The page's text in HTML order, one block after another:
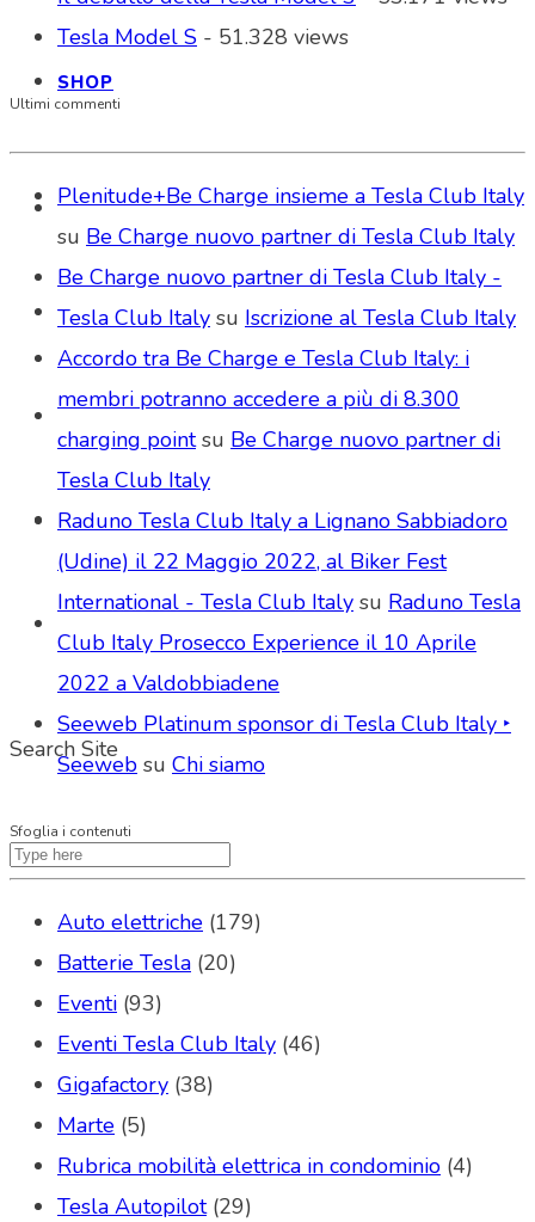
SHOP
Search Site
Tesla Model S - 51.328 views
Ultimi commenti
Plenitude+Be Charge insieme a Tesla Club Italy
su Be Charge nuovo partner di Tesla Club Italy
Be Charge nuovo partner di Tesla Club Italy -
Tesla Club Italy su Iscrizione al Tesla Club Italy
Accordo tra Be Charge e Tesla Club Italy: i
membri potranno accedere a più di 8.300
charging pointsu Be Charge nuovo partner di
Tesla Club Italy
Raduno Tesla Club Italy a Lignano Sabbiadoro
(Udine) il 22 Maggio 2022, al Biker Fest
International - Tesla Club Italy su Raduno Tesla
Club Italy Prosecco Experience il 10 Aprile
2022 a Valdobbiadene
Seeweb Platinum sponsor di Tesla Club Italy ‣
Seeweb su Chi siamo
Sfoglia i contenuti
Auto elettriche (179)
Batterie Tesla (20)
Eventi (93)
Eventi Tesla Club Italy (46)
Gigafactory (38)
Marte (5)
Rubrica mobilità elettrica in condominio (4)
Tesla Autopilot(29)